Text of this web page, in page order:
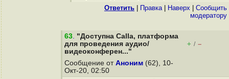
Ответить Правка| Наверх
Cообщить
модератору
63. "Доступна Calla, платформа
для проведения аудио/
видеоконферен..."
+ / –
Сообщение от Аноним (62), 10-
Окт-20, 02:50